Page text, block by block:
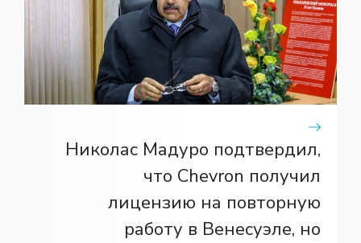
Николас Мадуро подтвердил,
что Chevron получил
лицензию на повторную
работу в Венесуэле, но